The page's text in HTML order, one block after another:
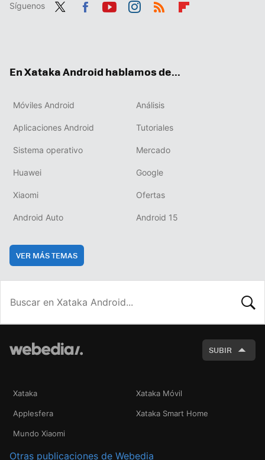
Síguenos
En Xataka Android hablamos de...
Móviles Android Análisis
Aplicaciones Android Tutoriales
Sistema operativo Mercado
Huawei Google
Xiaomi Ofertas
Android Auto Android 15
VER MÁS TEMAS
SUBIR
Xataka Xataka Móvil
Applesfera Xataka Smart Home
Mundo Xiaomi
Otras publicaciones de Webedia